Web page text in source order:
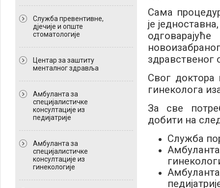
Служба превентивне,
дјечије и опште
стоматологије
Центар за заштиту
менталног здравља
Амбуланта за
специјалистичке
консултације из
педијатрије
Амбуланта за
специјалистичке
консултације из
гинекологије
Сама
је
здравственог
Свог доктора
гинеколога
За све
добити на
Служба